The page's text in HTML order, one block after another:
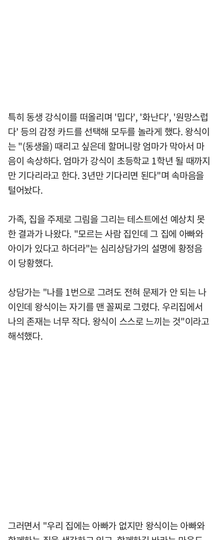
특히 동생 강식이를 떠올리며 '밉다', '화난다', '원망스럽
다' 등의 감정 카드를 선택해 모두를 놀라게 했다. 왕식이
는 "(동생을) 때리고 싶은데 할머니랑 엄마가 막아서 마
음이 속상하다. 엄마가 강식이 초등학교 1학년 될 때까지
만 기다리라고 한다. 3년만 기다리면 된다"며 속마음을
털어놨다.
가족, 집을 주제로 그림을 그리는 테스트에선 예상치 못
한 결과가 나왔다. "모르는 사람 집인데 그 집에 아빠와
아이가 있다고 하더라"는 심리상담가의 설명에 황정음
이 당황했다.
상담가는 "나를 1번으로 그려도 전혀 문제가 안 되는 나
이인데 왕식이는 자기를 맨 꼴찌로 그렸다. 우리집에서
나의 존재는 너무 작다. 왕식이 스스로 느끼는 것"이라고
해석했다.
그러면서 "우리 집에는 아빠가 없지만 왕식이는 아빠와